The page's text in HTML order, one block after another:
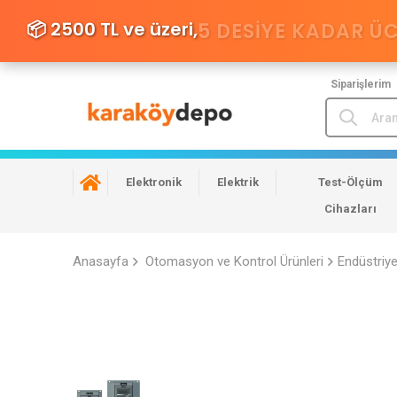
Siparişlerim
📦 2500 TL ve üzeri,5 DESIYE KADAR
Elektronik Elektrik
Test-Ölçüm
Cihazları
Anasayfa Otomasyon ve Kontrol Ürünleri